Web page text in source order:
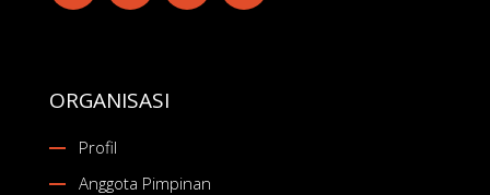
ORGANISASI
Profil
Anggota Pimpinan